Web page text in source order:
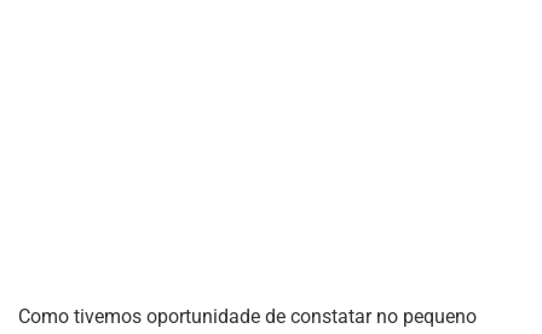
Como tivemos oportunidade de constatar no pequeno